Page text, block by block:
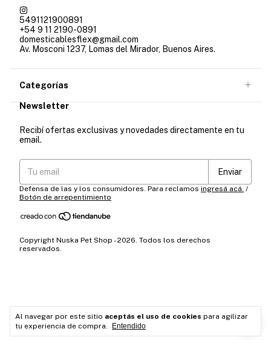
Al navegar por este sitio aceptás el uso de cookies para agilizar
tu experiencia de compra.
Entendido
5491121900891
+54 9 11 2190-0891
domesticablesflex@gmail.com
Av. Mosconi 1237, Lomas del Mirador, Buenos Aires.
Categorías
Newsletter
Recibí ofertas exclusivas y novedades directamente en tu
email.
Defensa de las y los consumidores. Para reclamos ingresá acá. /
Botón de arrepentimiento
Copyright Nuska Pet Shop - 2026. Todos los derechos
reservados.